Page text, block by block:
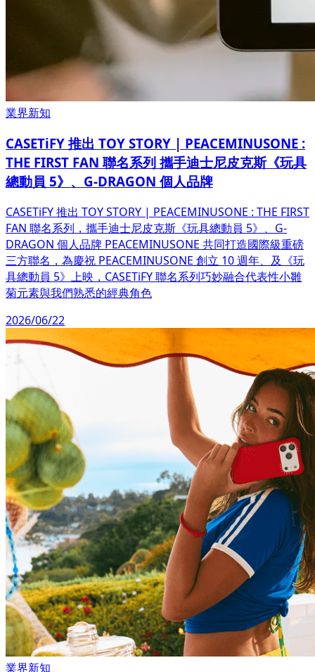
業界新知
CASETiFY 推出 TOY STORY | PEACEMINUSONE :
THE FIRST FAN 聯名系列 攜手迪士尼皮克斯《玩具
總動員 5》、G-DRAGON 個人品牌
CASETiFY 推出 TOY STORY | PEACEMINUSONE : THE FIRST
FAN 聯名系列，攜手迪士尼皮克斯《玩具總動員 5》、G-
DRAGON 個人品牌 PEACEMINUSONE 共同打造國際級重磅
三方聯名，為慶祝 PEACEMINUSONE 創立 10 週年、及《玩
具總動員 5》上映，CASETiFY 聯名系列巧妙融合代表性小雛
菊元素與我們熟悉的經典角色
2026/06/22
業界新知